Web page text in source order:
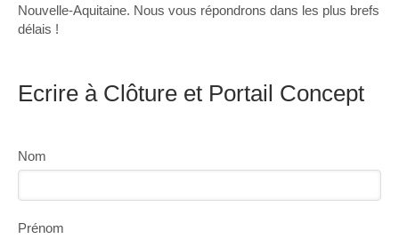
Nouvelle-Aquitaine. Nous vous répondrons dans les plus brefs
délais !
Ecrire à Clôture et Portail Concept
Nom
Prénom